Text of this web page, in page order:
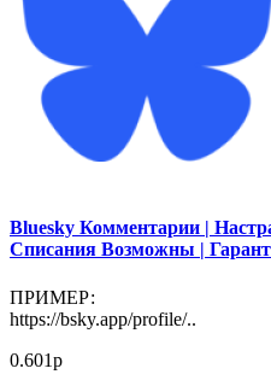
Bluesky Комментарии |
Списания Возможны |
ПРИМЕР:
https://bsky.app/profile/..
0.601р